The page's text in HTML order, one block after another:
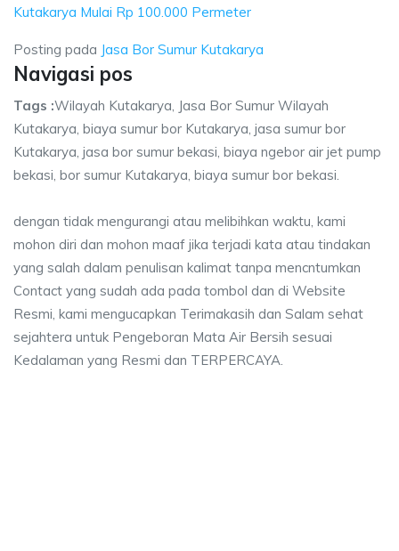
Kutakarya Mulai Rp 100.000 Permeter
Posting pada Jasa Bor Sumur Kutakarya
Navigasi pos
Tags :Wilayah Kutakarya, Jasa Bor Sumur Wilayah
Kutakarya, biaya sumur bor Kutakarya, jasa sumur bor
Kutakarya, jasa bor sumur bekasi, biaya ngebor air jet pump
bekasi, bor sumur Kutakarya, biaya sumur bor bekasi.
dengan tidak mengurangi atau melibihkan waktu, kami
mohon diri dan mohon maaf jika terjadi kata atau tindakan
yang salah dalam penulisan kalimat tanpa mencntumkan
Contact yang sudah ada pada tombol dan di Website
Resmi, kami mengucapkan Terimakasih dan Salam sehat
sejahtera untuk Pengeboran Mata Air Bersih sesuai
Kedalaman yang Resmi dan TERPERCAYA.